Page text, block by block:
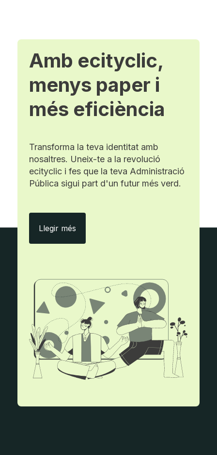
Amb ecityclic,
menys paper i
més eficiència
Transforma la teva identitat amb
nosaltres. Uneix-te a la revolució
ecityclic i fes que la teva Administració
Pública sigui part d'un futur més verd.
Llegir més Amb ecityclic, menys paper i més